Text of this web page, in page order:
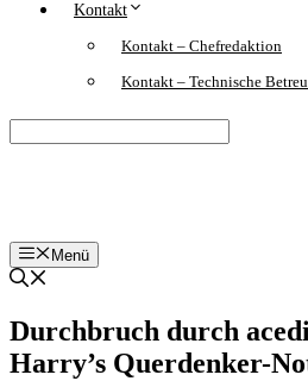
Kontakt
Kontakt – Chefredaktion
Kontakt – Technische
Menü
Durchbruch durch
Harry’s Querdenker-